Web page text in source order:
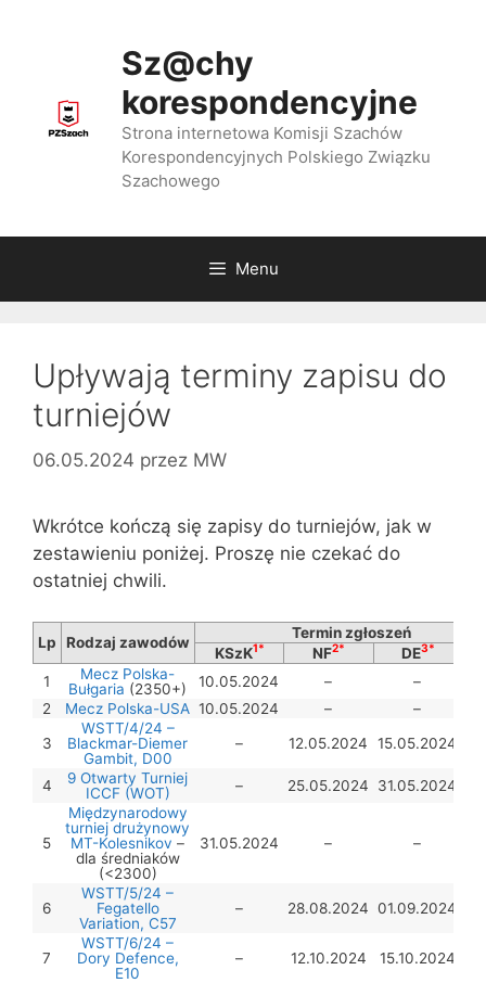
Sz@chy
korespondencyjne
Strona internetowa Komisji Szachów
Korespondencyjnych Polskiego Związku
Szachowego
Menu
Upływają terminy zapisu do
turniejów
06.05.2024 przez MW
Wkrótce kończą się zapisy do turniejów, jak w
zestawieniu poniżej. Proszę nie czekać do
ostatniej chwili.
Lp Rodzaj zawodów
Termin zgłoszeń
KSzK1* NF2* DE3*
1
Mecz Polska-
Bułgaria (2350+) 10.05.2024 – –
2
Mecz Polska-USA 10.05.2024 – –
3
WSTT/4/24 –
Blackmar-Diemer
Gambit, D00
– 12.05.2024 15.05.2024
4
9 Otwarty Turniej
ICCF (WOT)
– 25.05.2024 31.05.2024
5
Międzynarodowy
turniej drużynowy
MT-Kolesnikov –
dla średniaków
(<2300)
31.05.2024 – –
6
WSTT/5/24 –
Fegatello
Variation, C57
– 28.08.2024 01.09.2024
7
WSTT/6/24 –
Dory Defence,
E10
– 12.10.2024 15.10.2024